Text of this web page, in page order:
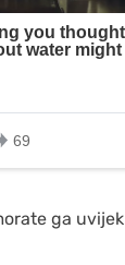
ga uvijek